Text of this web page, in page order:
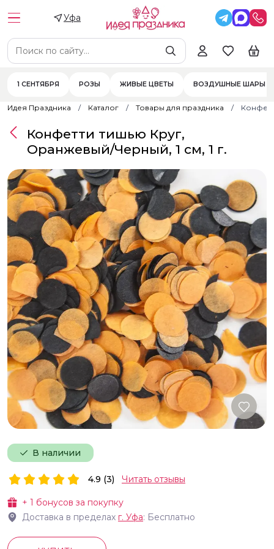
Уфа
1 СЕНТЯБРЯ РОЗЫ ЖИВЫЕ ЦВЕТЫ ВОЗДУШНЫЕ ШАРЫ
Идея Праздника Каталог Товары для праздника
В наличии
Конфетти тишью Круг,
Оранжевый/Черный, 1 см, 1 г.
+ 1 бонусов за покупку
Доставка в пределах г. Уфа: Бесплатно
4.9 (3) Читать отзывы